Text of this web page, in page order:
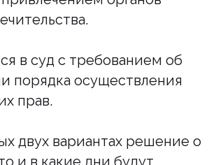
в суд с требованием об
порядка осуществления
прав.
двух вариантах решение о
и в какие дни будут